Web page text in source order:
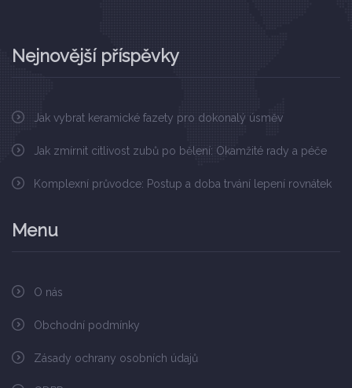
Nejnovější příspěvky
Jak vybrat keramické fazety pro dokonalý úsměv
Jak zmírnit citlivost zubů po bělení: Okamžité rady a péče
Komplexní průvodce: Postup a doba trvání lepení rovnátek
Menu
O nás
Obchodní podmínky
Zásady ochrany osobních údajů